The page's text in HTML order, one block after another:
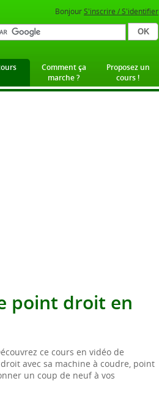
BonjourS'inscrire / S'identifier
Comment ça
marche ?
Proposez un
cours !
point droit en
ce cours en vidéo de
avec sa machine à coudre, point
un coup de neuf à vos